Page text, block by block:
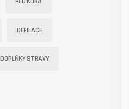
DEPILACE
DOPLŇKY STRAVY